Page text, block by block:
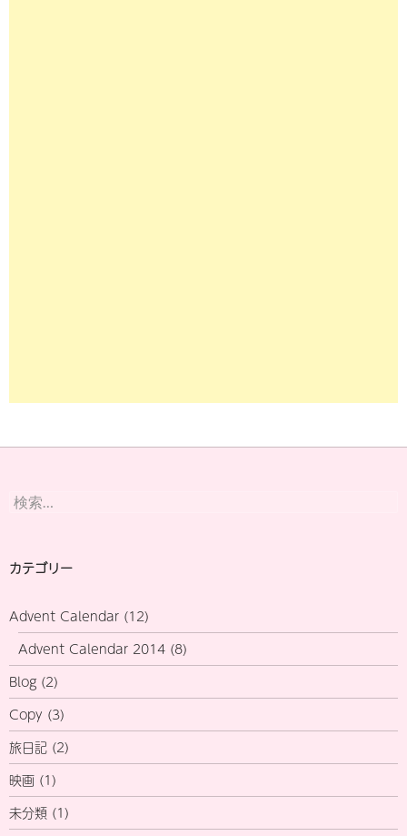
検
索:
カテゴリー
Advent Calendar (12)
Advent Calendar 2014 (8)
Blog (2)
Copy (3)
旅日記 (2)
映画 (1)
未分類 (1)